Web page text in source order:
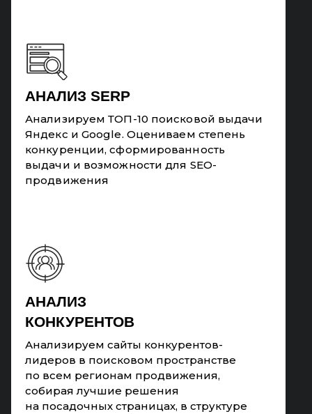
АНАЛИЗ
КОНКУРЕНТОВ
Анализируем сайты конкурентов-
лидеров в поисковом пространстве
по всем регионам продвижения,
собирая лучшие решения
на посадочных страницах, в структуре
АНАЛИЗ SERP
Анализируем ТОП-10 поисковой выдачи
Яндекс и Google. Оцениваем степень
конкуренции, сформированность
выдачи и возможности для SEO-
продвижения